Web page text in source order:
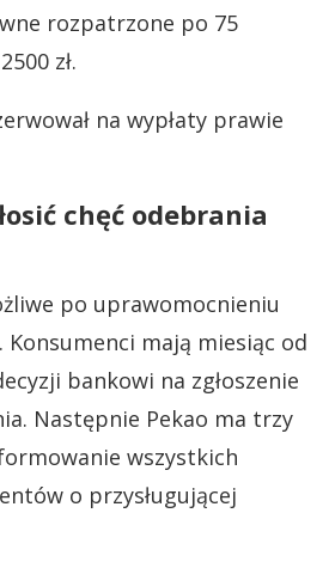
rozpatrzone po 75
zł.
na wypłaty prawie
chęć odebrania
po uprawomocnieniu
Konsumenci mają miesiąc od
bankowi na zgłoszenie
Następnie Pekao ma trzy
wszystkich
o przysługującej